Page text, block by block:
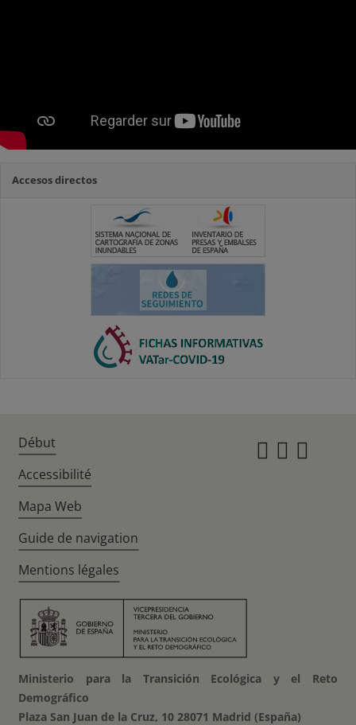
Accesos directos
Début
Accessibilité
Mapa Web
Guide de navigation
Mentions légales
Ministerio para la Transición Ecológica y el Reto
Demográfico
Plaza San Juan de la Cruz, 10 28071 Madrid (España)